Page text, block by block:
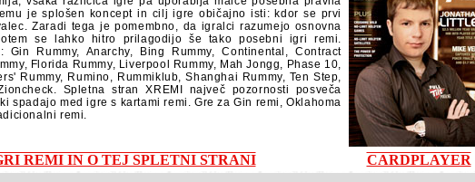
je splošen koncept in cilj igre običajno isti: kdor se prvi
Zaradi tega je pomembno, da igralci razumejo osnovna
se lahko hitro prilagodijo še tako posebni igri remi.
Rummy, Anarchy, Bing Rummy, Continental, Contract
Florida Rummy, Liverpool Rummy, Mah Jongg, Phase 10,
Rummy, Rumino, Rummiklub, Shanghai Rummy, Ten Step,
Spletna stran XREMI največ pozornosti posveča
spadajo med igre s kartami remi. Gre za Gin remi, Oklahoma
remi.
REMI IN O TEJ SPLETNI STRANI CARDPLAYER